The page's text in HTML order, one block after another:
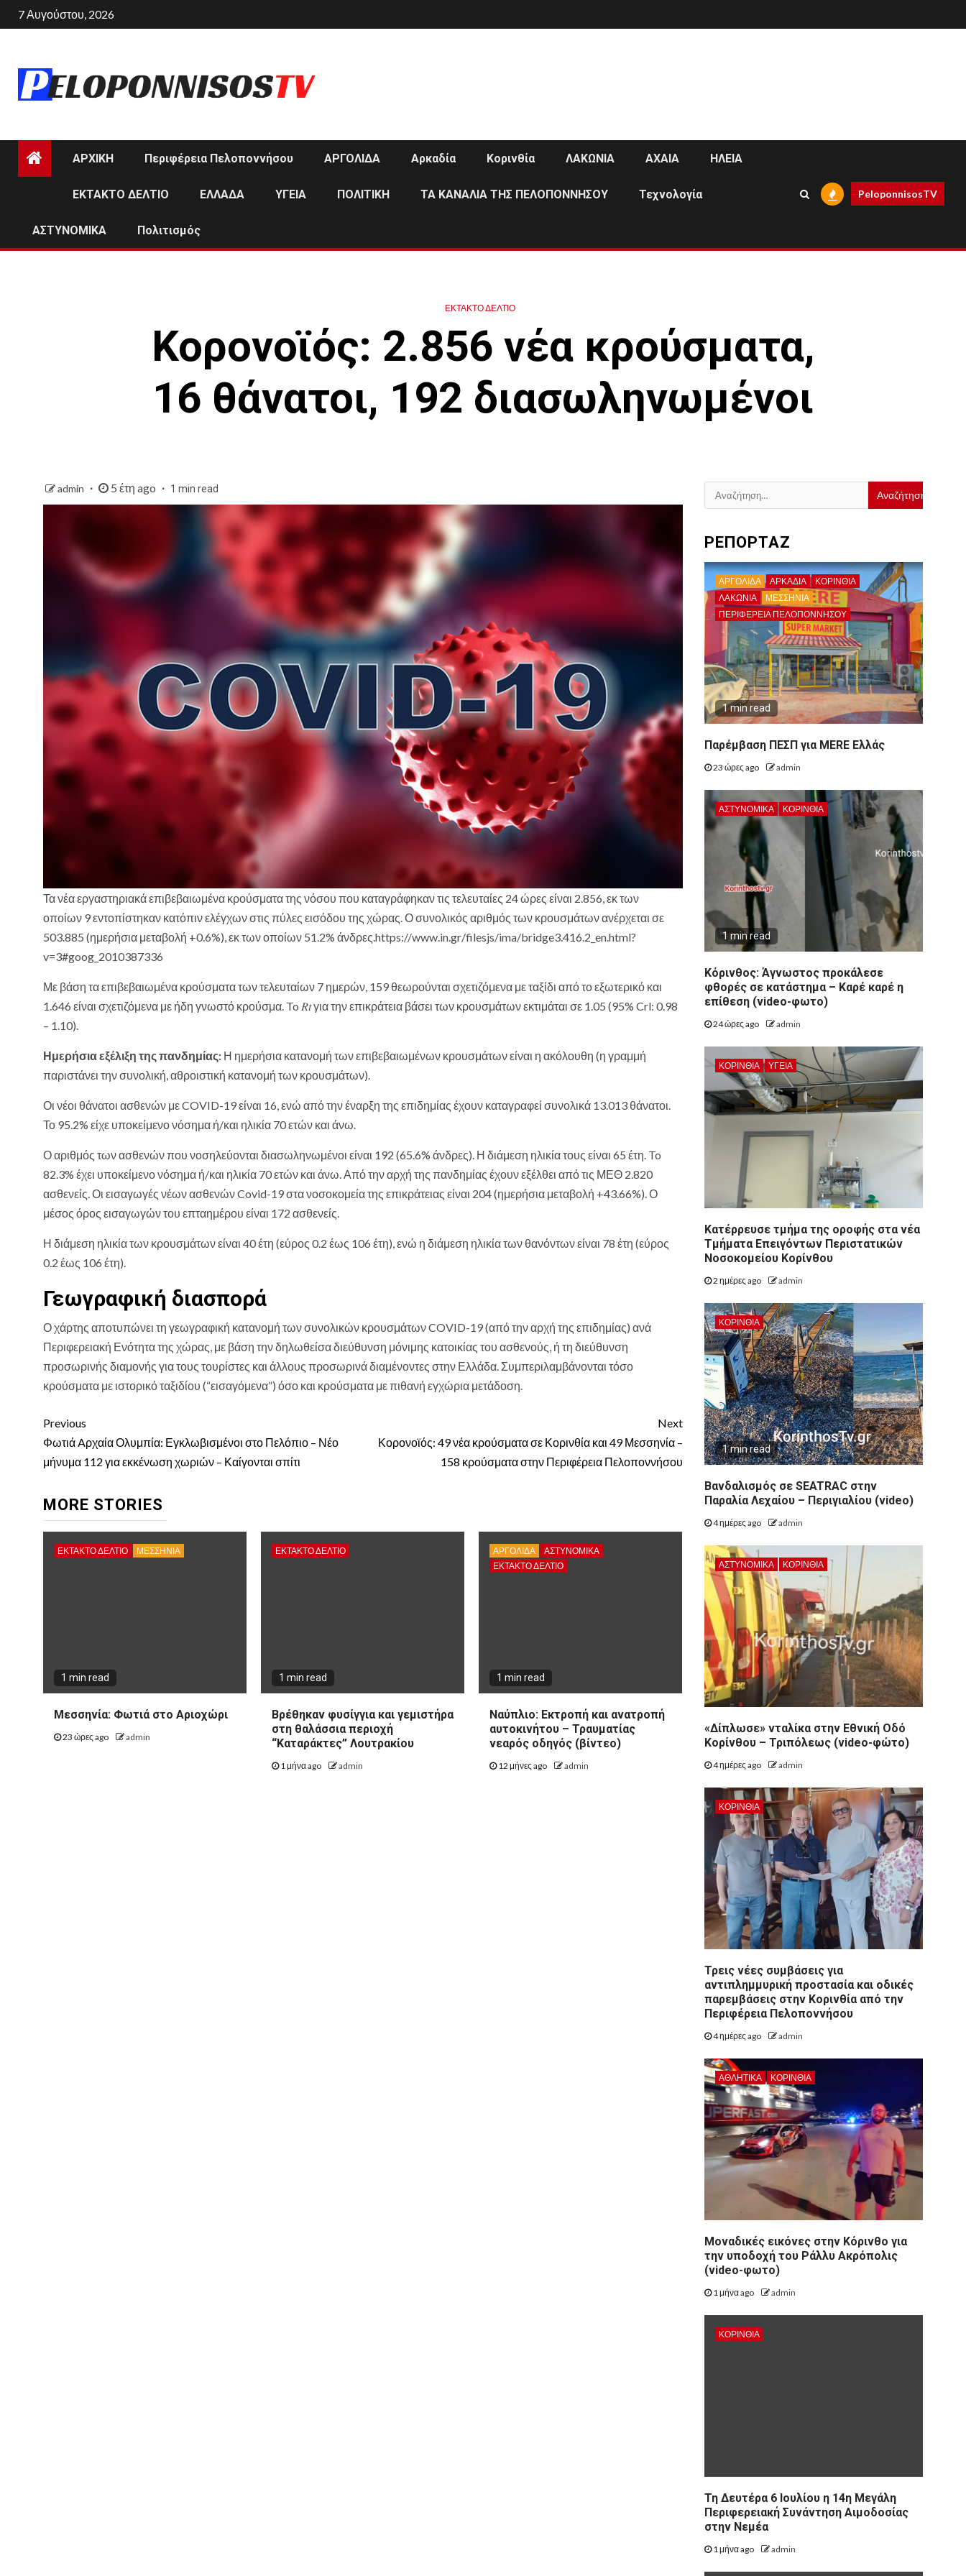
Skip
to
7 Αυγούστου, 2026
ΑΡΧΙΚΗ Περιφέρεια Πελοποννήσου ΑΡΓΟΛΙΔΑ Αρκαδία Κορινθία ΛΑΚΩΝΙΑ ΑΧΑΙΑ ΗΛΕΙΑ
ΕΚΤΑΚΤΟ ΔΕΛΤΙΟ ΕΛΛΑΔΑ ΥΓΕΙΑ ΠΟΛΙΤΙΚΗ ΤΑ ΚΑΝΑΛΙΑ ΤΗΣ ΠΕΛΟΠΟΝΝΗΣΟΥ Τεχνολογία
ΑΣΤΥΝΟΜΙΚΑ Πολιτισμός
PeloponnisosTV
ΕΚΤΑΚΤΟ ΔΕΛΤΙΟ
Κορονοϊός: 2.856 νέα κρούσματα,
16 θάνατοι, 192 διασωληνωμένοι
admin 5 έτη ago 1 min read
Τα νέα εργαστηριακά επιβεβαιωμένα κρούσματα της νόσου που καταγράφηκαν τις τελευταίες 24 ώρες είναι 2.856, εκ των
οποίων 9 εντοπίστηκαν κατόπιν ελέγχων στις πύλες εισόδου της χώρας. Ο συνολικός αριθμός των κρουσμάτων ανέρχεται σε
503.885 (ημερήσια μεταβολή +0.6%), εκ των οποίων 51.2% άνδρες.https://www.in.gr/filesjs/ima/bridge3.416.2_en.html?
v=3#goog_2010387336
Με βάση τα επιβεβαιωμένα κρούσματα των τελευταίων 7 ημερών, 159 θεωρούνται σχετιζόμενα με ταξίδι από το εξωτερικό και
1.646 είναι σχετιζόμενα με ήδη γνωστό κρούσμα. To 𝑅𝑡 για την επικράτεια βάσει των κρουσμάτων εκτιμάται σε 1.05 (95% Crl: 0.98
– 1.10).
Ημερήσια εξέλιξη της πανδημίας: Η ημερήσια κατανομή των επιβεβαιωμένων κρουσμάτων είναι η ακόλουθη (η γραμμή
παριστάνει την συνολική, αθροιστική κατανομή των κρουσμάτων).
Οι νέοι θάνατοι ασθενών με COVID-19 είναι 16, ενώ από την έναρξη της επιδημίας έχουν καταγραφεί συνολικά 13.013 θάνατοι.
Το 95.2% είχε υποκείμενο νόσημα ή/και ηλικία 70 ετών και άνω.
Ο αριθμός των ασθενών που νοσηλεύονται διασωληνωμένοι είναι 192 (65.6% άνδρες). Η διάμεση ηλικία τους είναι 65 έτη. To
82.3% έχει υποκείμενο νόσημα ή/και ηλικία 70 ετών και άνω. Από την αρχή της πανδημίας έχουν εξέλθει από τις ΜΕΘ 2.820
ασθενείς. Οι εισαγωγές νέων ασθενών Covid-19 στα νοσοκομεία της επικράτειας είναι 204 (ημερήσια μεταβολή +43.66%). Ο
μέσος όρος εισαγωγών του επταημέρου είναι 172 ασθενείς.
Η διάμεση ηλικία των κρουσμάτων είναι 40 έτη (εύρος 0.2 έως 106 έτη), ενώ η διάμεση ηλικία των θανόντων είναι 78 έτη (εύρος
0.2 έως 106 έτη).
Γεωγραφική διασπορά
Ο χάρτης αποτυπώνει τη γεωγραφική κατανομή των συνολικών κρουσμάτων COVID-19 (από την αρχή της επιδημίας) ανά
Περιφερειακή Ενότητα της χώρας, με βάση την δηλωθείσα διεύθυνση μόνιμης κατοικίας του ασθενούς, ή τη διεύθυνση
προσωρινής διαμονής για τους τουρίστες και άλλους προσωρινά διαμένοντες στην Ελλάδα. Συμπεριλαμβάνονται τόσο
κρούσματα με ιστορικό ταξιδίου (“εισαγόμενα”) όσο και κρούσματα με πιθανή εγχώρια μετάδοση.
Continue
Reading
Previous
Φωτιά Aρχαία Ολυμπία: Εγκλωβισμένοι στο Πελόπιο – Νέο
μήνυμα 112 για εκκένωση χωριών – Καίγονται σπίτι
Next
Κορονοϊός: 49 νέα κρούσματα σε Κορινθία και 49 Μεσσηνία –
158 κρούσματα στην Περιφέρεια Πελοποννήσου
MORE STORIES
ΕΚΤΑΚΤΟ ΔΕΛΤΙΟ ΜΕΣΣΗΝΙΑ
1 min read
Μεσσηνία: Φωτιά στο Αριοχώρι
23 ώρες ago admin
ΕΚΤΑΚΤΟ ΔΕΛΤΙΟ
1 min read
Βρέθηκαν φυσίγγια και γεμιστήρα
στη θαλάσσια περιοχή
“Καταράκτες” Λουτρακίου
1 μήνα ago admin
ΑΡΓΟΛΙΔΑ
ΑΣΤΥΝΟΜΙΚΑ
ΕΚΤΑΚΤΟ ΔΕΛΤΙΟ
1 min read
Ναύπλιο: Εκτροπή και ανατροπή
αυτοκινήτου – Τραυματίας
νεαρός οδηγός (βίντεο)
12 μήνες ago admin
Αναζήτηση
για:
ΡΕΠΟΡΤΑΖ
ΑΡΓΟΛΙΔΑ ΑΡΚΑΔΊΑ
ΚΟΡΙΝΘΊΑ
ΛΑΚΩΝΙΑ
ΜΕΣΣΗΝΙΑ
ΠΕΡΙΦΈΡΕΙΑ ΠΕΛΟΠΟΝΝΉΣΟΥ
1 min read
Παρέμβαση ΠΕΣΠ για MERE Ελλάς
23 ώρες ago admin
ΑΣΤΥΝΟΜΙΚΑ ΚΟΡΙΝΘΊΑ
1 min read
Κόρινθος: Άγνωστος προκάλεσε
φθορές σε κατάστημα – Καρέ καρέ η
επίθεση (video-φωτο)
24 ώρες ago admin
ΚΟΡΙΝΘΊΑ ΥΓΕΙΑ
Kατέρρευσε τμήμα της οροφής στα νέα
Τμήματα Επειγόντων Περιστατικών
Νοσοκομείου Κορίνθου
2 ημέρες ago admin
ΚΟΡΙΝΘΊΑ
1 min read
Βανδαλισμός σε SEATRAC στην
Παραλία Λεχαίου – Περιγιαλίου (video)
4 ημέρες ago admin
ΑΣΤΥΝΟΜΙΚΑ ΚΟΡΙΝΘΊΑ
«Δίπλωσε» νταλίκα στην Εθνική Oδό
Κορίνθου – Τριπόλεως (video-φώτο)
4 ημέρες ago admin
ΚΟΡΙΝΘΊΑ
Τρεις νέες συμβάσεις για
αντιπλημμυρική προστασία και οδικές
παρεμβάσεις στην Κορινθία από την
Περιφέρεια Πελοποννήσου
4 ημέρες ago admin
ΑΘΛΗΤΙΚΑ ΚΟΡΙΝΘΊΑ
Μοναδικές εικόνες στην Κόρινθο για
την υποδοχή του Ράλλυ Ακρόπολις
(video-φωτο)
1 μήνα ago admin
ΚΟΡΙΝΘΊΑ
Τη Δευτέρα 6 Ιουλίου η 14η Μεγάλη
Περιφερειακή Συνάντηση Αιμοδοσίας
στην Νεμέα
1 μήνα ago admin